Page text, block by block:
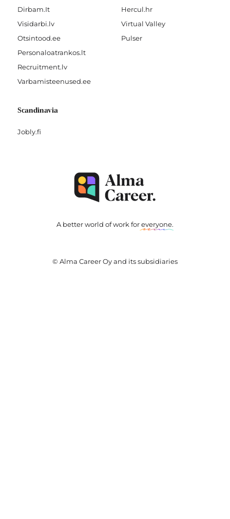
Dirbam.It
Visidarbi.lv
Otsintood.ee
Personaloatrankos.lt
Recruitment.lv
Varbamisteenused.ee
Hercul.hr
Virtual Valley
Pulser
Scandinavia
Jobly.fi
A better world of work foreveryone.
© Alma Career Oy and its subsidiaries